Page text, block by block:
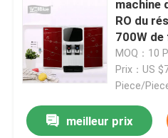
bouteille d'eau alcaline
Cartouche filtrante
cartouches filtrantes
machine
RO du
700W
MOQ：10
Prix：US
Piece/
meilleur prix